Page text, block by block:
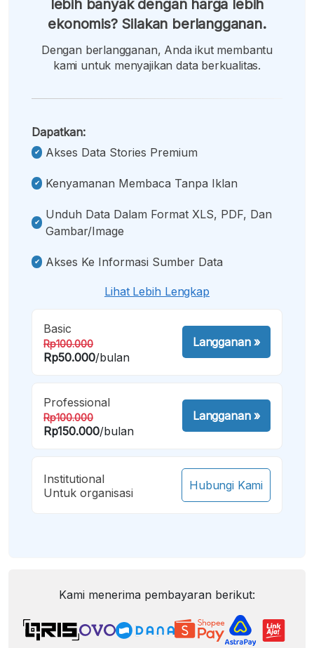
lebih banyak dengan harga lebih
ekonomis? Silakan berlangganan.
Dengan berlangganan, Anda ikut membantu
kami untuk menyajikan data berkualitas.
Dapatkan:
Akses Data Stories Premium
Kenyamanan Membaca Tanpa Iklan
Unduh Data Dalam Format XLS, PDF, Dan
Gambar/image
Akses Ke Informasi Sumber Data
Lihat Lebih Lengkap
Basic
Rp100.000
Rp50.000/bulan
Langganan»
Professional
Rp100.000
Rp150.000/bulan
Langganan»
Institutional
Untuk organisasi
Hubungi Kami
Kami menerima pembayaran berikut: